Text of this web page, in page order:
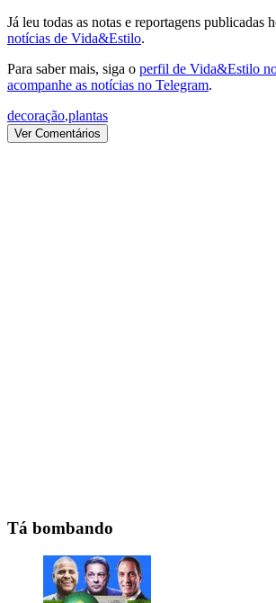
Já leu todas as notas e reportagens publicadas
notícias de Vida&Estilo.
Para saber mais, siga o perfil de Vida&Estilo
acompanhe as notícias no Telegram.
decoração,plantas
Ver Comentários
Tá bombando